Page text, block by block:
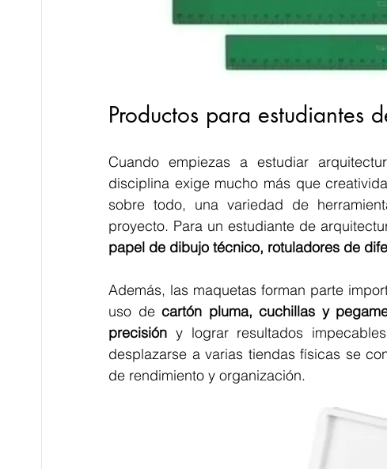
Productos para estudiantes
Cuando empiezas a estudiar
disciplina exige mucho más que
sobre todo, una variedad de
papel de dibujo técnico, rotuladores de
Además, las maquetas forman parte
uso de cartón pluma, cuchillas y
precisión y lograr resultados
desplazarse a varias tiendas físicas se
de rendimiento y organización.